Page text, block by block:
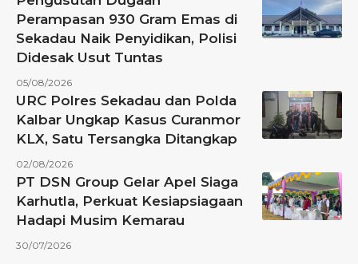
Perampasan 930 Gram Emas di
Sekadau Naik Penyidikan, Polisi
Didesak Usut Tuntas
05/08/2026
URC Polres Sekadau dan Polda
Kalbar Ungkap Kasus Curanmor
KLX, Satu Tersangka Ditangkap
02/08/2026
PT DSN Group Gelar Apel Siaga
Karhutla, Perkuat Kesiapsiagaan
Hadapi Musim Kemarau
30/07/2026